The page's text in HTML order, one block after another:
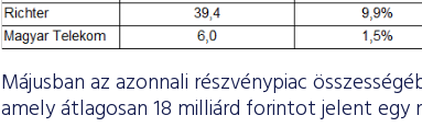
Májusban az azonnali részvénypiac
amely átlagosan 18 milliárd forintot jelent egy